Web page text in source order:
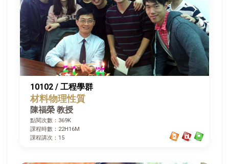
10102 / 工程學群
材料物理性質
陳福榮 教授
點閱次數：369K
課程時數：22H16M
課程講次：15